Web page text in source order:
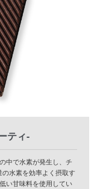
ティ-
中で水素が発生し、チ
水素を効率よく摂取す
い甘味料を使用してい